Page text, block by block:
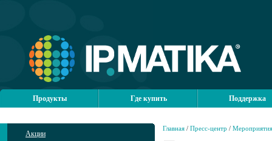
Продукты Где купить Поддержка
Акции
Главная / Пресс-центр / Мероприятия